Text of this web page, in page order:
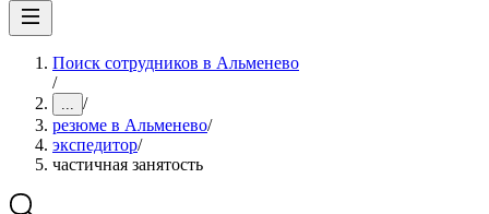
Поиск сотрудников в Альменево
/
... /
резюме в Альменево/
экспедитор/
частичная занятость